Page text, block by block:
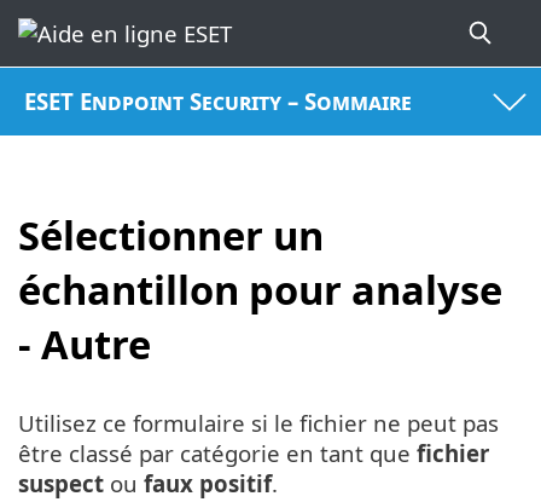
ESET Endpoint Security – Sommaire
Sélectionner un
échantillon pour analyse
- Autre
Utilisez ce formulaire si le fichier ne peut pas
être classé par catégorie en tant que fichier
suspect ou faux positif.